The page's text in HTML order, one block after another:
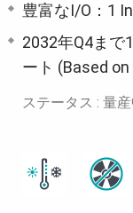
豊富なI/O：1
2032年Q4まで
ート (Based
ステータス : 量産